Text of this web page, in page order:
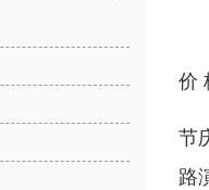
价
节
路